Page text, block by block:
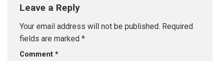
Leave a Reply
Your email address will not be published. Required
fields are marked *
Comment *